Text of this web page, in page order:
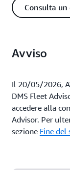
Consulta un
Avviso
Il 20/05/2026,
DMS Fleet
accedere alla
Advisor. Per
sezione Fine del